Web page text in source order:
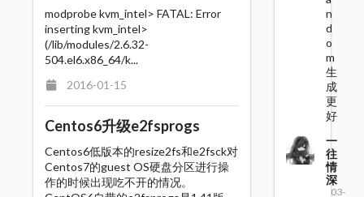
modprobe kvm_intel> FATAL: Error
inserting kvm_intel>
(/lib/modules/2.6.32-
504.el6.x86_64/k...
2016-01-15
Centos6升级e2fsprogs
Centos6低版本的resize2fs和e2fsck对
Centos7的guest OS硬盘分区进行操
作的时候出现吃不开的情况。
n
d
o
m
生
成
更
好
一
往
情
深
03-